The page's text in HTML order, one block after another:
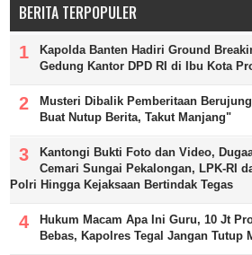
BERITA TERPOPULER
Kapolda Banten Hadiri Ground
Gedung Kantor DPD RI di Ibu Kota
Musteri Dibalik Pemberitaan
Buat Nutup Berita, Takut Manjang"
Kantongi Bukti Foto dan Video,
Cemari Sungai Pekalongan, LPK-RI
Polri Hingga Kejaksaan Bertindak Tegas
Hukum Macam Apa Ini Guru, 10 Jt
Bebas, Kapolres Tegal Jangan Tutup